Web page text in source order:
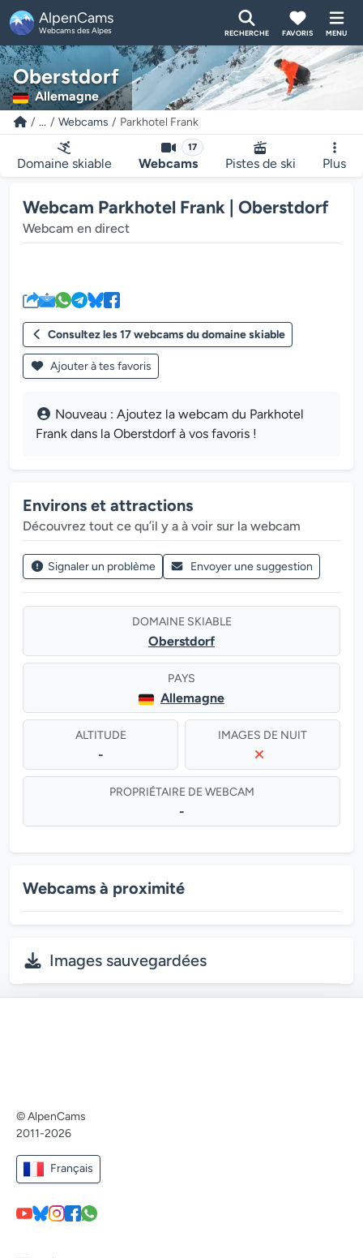
AlpenCams
Webcams des Alpes RECHERCHE FAVORIS MENU
Oberstdorf
Allemagne
... Webcams Parkhotel Frank
Domaine skiable
17
Webcams Pistes de ski Plus
Webcam Parkhotel Frank | Oberstdorf
Webcam en direct
Consultez les 17 webcams du domaine skiable
Ajouter à tes favoris
Nouveau : Ajoutez la webcam du Parkhotel
Frank dans la Oberstdorf à vos favoris !
Environs et attractions
Découvrez tout ce qu’il y a à voir sur la webcam
Signaler un problème Envoyer une suggestion
DOMAINE SKIABLE
Oberstdorf
PAYS
Allemagne
ALTITUDE
-
IMAGES DE NUIT
PROPRIÉTAIRE DE WEBCAM
-
Webcams à proximité
Images sauvegardées
© AlpenCams
2011-2026
Français